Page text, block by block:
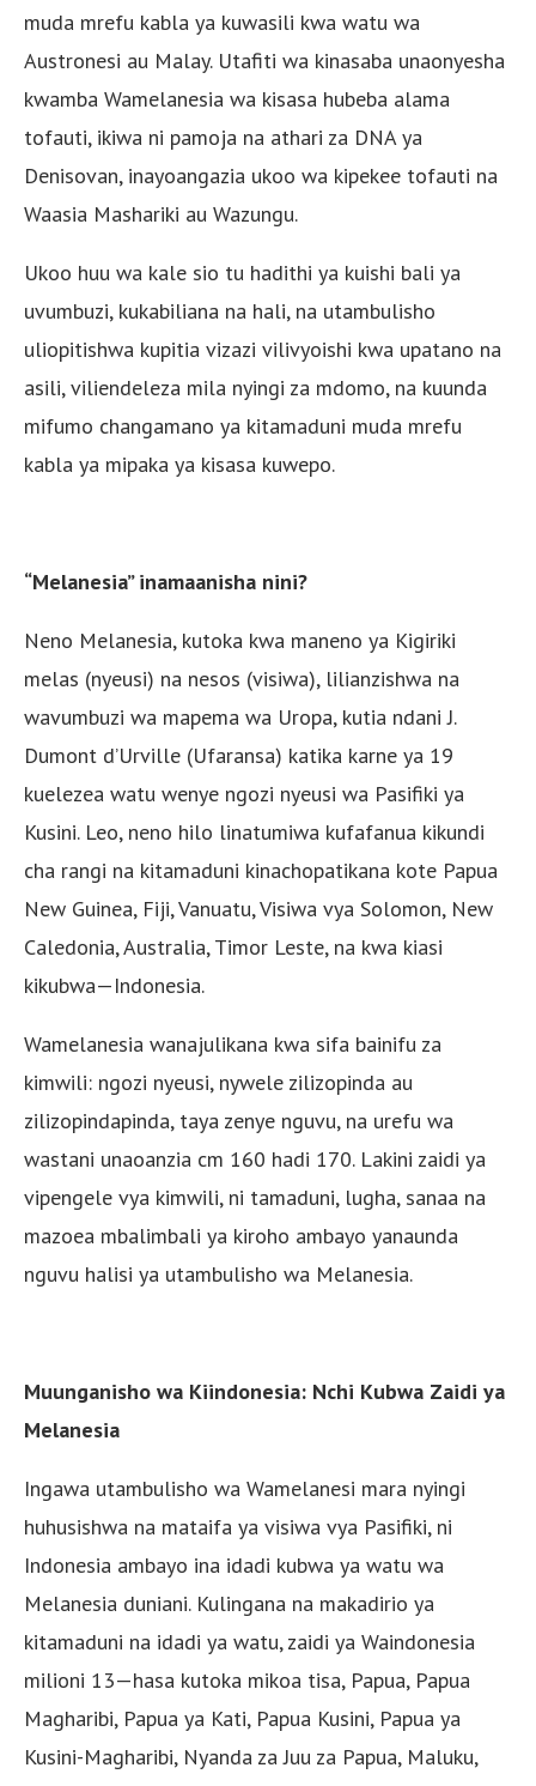
muda mrefu kabla ya kuwasili kwa watu wa
Austronesi au Malay. Utafiti wa kinasaba unaonyesha
kwamba Wamelanesia wa kisasa hubeba alama
tofauti, ikiwa ni pamoja na athari za DNA ya
Denisovan, inayoangazia ukoo wa kipekee tofauti na
Waasia Mashariki au Wazungu.
Ukoo huu wa kale sio tu hadithi ya kuishi bali ya
uvumbuzi, kukabiliana na hali, na utambulisho
uliopitishwa kupitia vizazi vilivyoishi kwa upatano na
asili, viliendeleza mila nyingi za mdomo, na kuunda
mifumo changamano ya kitamaduni muda mrefu
kabla ya mipaka ya kisasa kuwepo.
“Melanesia” inamaanisha nini?
Neno Melanesia, kutoka kwa maneno ya Kigiriki
melas (nyeusi) na nesos (visiwa), lilianzishwa na
wavumbuzi wa mapema wa Uropa, kutia ndani J.
Dumont d’Urville (Ufaransa) katika karne ya 19
kuelezea watu wenye ngozi nyeusi wa Pasifiki ya
Kusini. Leo, neno hilo linatumiwa kufafanua kikundi
cha rangi na kitamaduni kinachopatikana kote Papua
New Guinea, Fiji, Vanuatu, Visiwa vya Solomon, New
Caledonia, Australia, Timor Leste, na kwa kiasi
kikubwa—Indonesia.
Wamelanesia wanajulikana kwa sifa bainifu za
kimwili: ngozi nyeusi, nywele zilizopinda au
zilizopindapinda, taya zenye nguvu, na urefu wa
wastani unaoanzia cm 160 hadi 170. Lakini zaidi ya
vipengele vya kimwili, ni tamaduni, lugha, sanaa na
mazoea mbalimbali ya kiroho ambayo yanaunda
nguvu halisi ya utambulisho wa Melanesia.
Muunganisho wa Kiindonesia: Nchi Kubwa Zaidi ya
Melanesia
Ingawa utambulisho wa Wamelanesi mara nyingi
huhusishwa na mataifa ya visiwa vya Pasifiki, ni
Indonesia ambayo ina idadi kubwa ya watu wa
Melanesia duniani. Kulingana na makadirio ya
kitamaduni na idadi ya watu, zaidi ya Waindonesia
milioni 13—hasa kutoka mikoa tisa, Papua, Papua
Magharibi, Papua ya Kati, Papua Kusini, Papua ya
Kusini-Magharibi, Nyanda za Juu za Papua, Maluku,